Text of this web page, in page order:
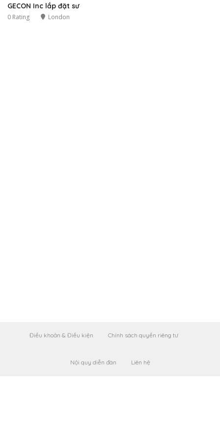
GECON Inc lắp đặt sư
0 Rating London
Điều khoản & Điều kiện Chính sách quyền riêng tư
Nội quy diễn đàn Liên hệ